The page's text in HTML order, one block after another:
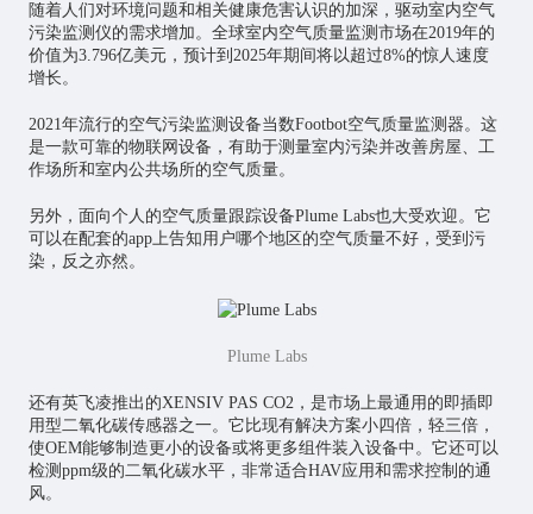
随着人们对环境问题和相关健康危害认识的加深，驱动室内空气
污染监测仪的需求增加。全球室内空气质量监测市场在2019年的
价值为3.796亿美元，预计到2025年期间将以超过8%的惊人速度
增长。
2021年流行的空气污染监测设备当数Footbot空气质量监测器。这
是一款可靠的物联网设备，有助于测量室内污染并改善房屋、工
作场所和室内公共场所的空气质量。
另外，面向个人的空气质量跟踪设备Plume Labs也大受欢迎。它
可以在配套的app上告知用户哪个地区的空气质量不好，受到污
染，反之亦然。
Plume Labs
还有英飞凌推出的XENSIV PAS CO2，是市场上最通用的即插即
用型二氧化碳传感器之一。它比现有解决方案小四倍，轻三倍，
使OEM能够制造更小的设备或将更多组件装入设备中。它还可以
检测ppm级的二氧化碳水平，非常适合HAV应用和需求控制的通
风。